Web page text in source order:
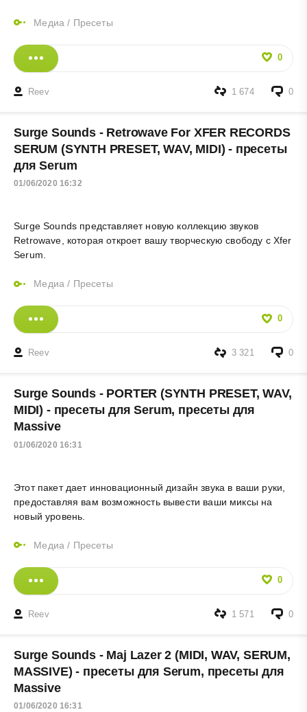
Медиа / Пресеты
0
Reev 0
1 674
Surge Sounds - Retrowave For XFER RECORDS
SERUM (SYNTH PRESET, WAV, MIDI) - пресеты
для Serum
01/06/2020 16:32
Surge Sounds представляет новую коллекцию звуков
Retrowave, которая откроет вашу творческую свободу с Xfer
Serum.
Медиа / Пресеты
0
Reev 0
3 321
Surge Sounds - PORTER (SYNTH PRESET, WAV,
MIDI) - пресеты для Serum, пресеты для
Massive
01/06/2020 16:31
Этот пакет дает инновационный дизайн звука в ваши руки,
предоставляя вам возможность вывести ваши миксы на
новый уровень.
Медиа / Пресеты
0
Reev 0
1 571
Surge Sounds - Maj Lazer 2 (MIDI, WAV, SERUM,
MASSIVE) - пресеты для Serum, пресеты для
Massive
01/06/2020 16:31